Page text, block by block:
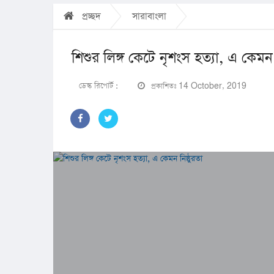
প্রচ্ছদ সারাবাংলা
শিশুর লিঙ্গ কেটে নৃশংস হত্যা, এ কেমন
ডেস্ক রিপোর্ট : প্রকাশিতঃ 14 October, 2019